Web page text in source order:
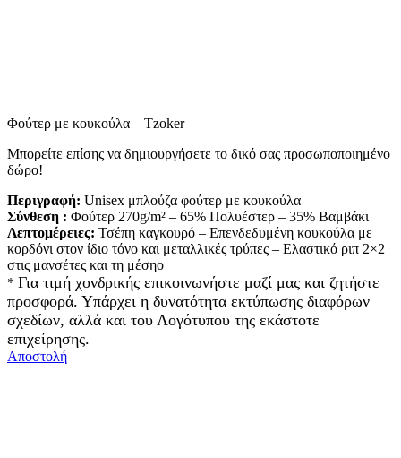
Φούτερ με κουκούλα – Tzoker
Mπορείτε επίσης να δημιουργήσετε το δικό σας προσωποποιημένο
δώρο!
Περιγραφή: Unisex μπλούζα φούτερ με κουκούλα
Σύνθεση : Φούτερ 270g/m² – 65% Πολυέστερ – 35% Βαμβάκι
Λεπτομέρειες: Τσέπη καγκουρό – Επενδεδυμένη κουκούλα με
κορδόνι στον ίδιο τόνο και μεταλλικές τρύπες – Ελαστικό ριπ 2×2
στις μανσέτες και τη μέσηο
* Για τιμή χονδρικής επικοινωνήστε μαζί μας και ζητήστε
προσφορά. Υπάρχει η δυνατότητα εκτύπωσης διαφόρων
σχεδίων, αλλά και του Λογότυπου της εκάστοτε
επιχείρησης.
Αποστολή